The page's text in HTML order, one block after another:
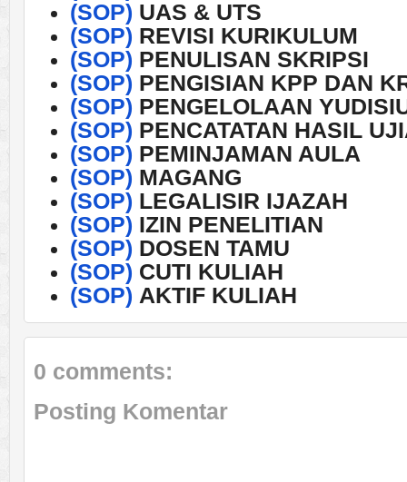
(SOP) UAS & UTS
(SOP) REVISI KURIKULUM
(SOP) PENULISAN SKRIPSI
(SOP) PENGISIAN KPP DAN
(SOP) PENGELOLAAN
(SOP) PENCATATAN HASIL
(SOP) PEMINJAMAN AULA
(SOP) MAGANG
(SOP) LEGALISIR IJAZAH
(SOP) IZIN PENELITIAN
(SOP) DOSEN TAMU
(SOP) CUTI KULIAH
(SOP) AKTIF KULIAH
0 comments:
Posting Komentar